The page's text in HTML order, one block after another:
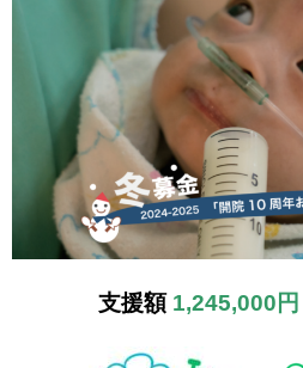
支援額 1,245,000円